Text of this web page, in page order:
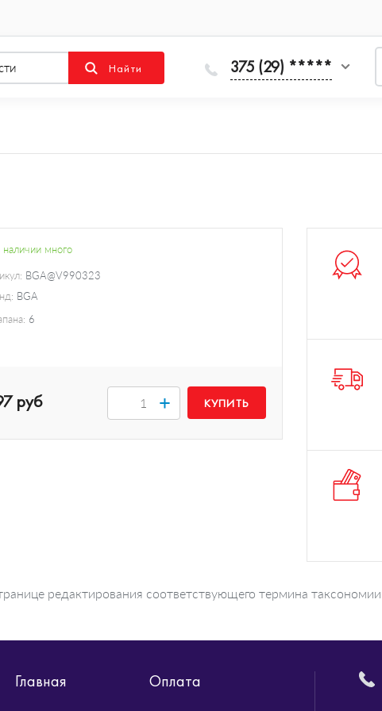
375 (29) *****
много
BGA@V990323
BGA
6
руб +
редактирования соответствующего термина таксономии.
Главная
Оплата